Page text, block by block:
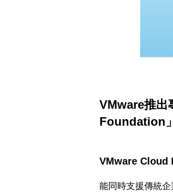
VMware推出
Foundation」
VMware Cloud
能同時支援傳統